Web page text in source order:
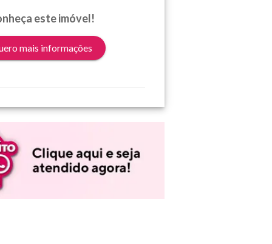
este imóvel!
mais informações